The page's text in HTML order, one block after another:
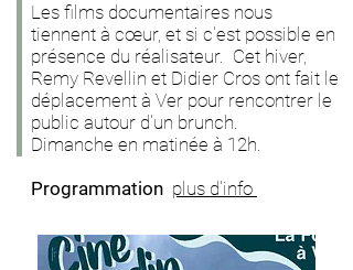
Les films documentaires nous
tiennent à cœur, et si c'est possible en
présence du réalisateur. Cet hiver,
Remy Revellin et Didier Cros ont fait le
déplacement à Ver pour rencontrer le
public autour d'un brunch.
Dimanche en matinée à 12h.
Programmation plus d'info